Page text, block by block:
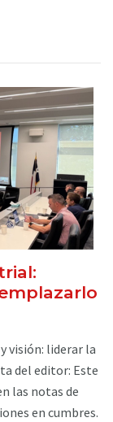
visión: liderar la
del editor: Este
las notas de
en cumbres.